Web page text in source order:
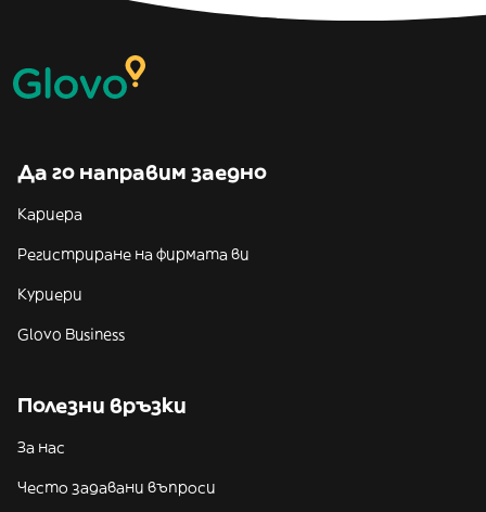
Да го направим заедно
Кариера
Регистриране на фирмата ви
Куриери
Glovo Business
Полезни връзки
За нас
Често задавани въпроси